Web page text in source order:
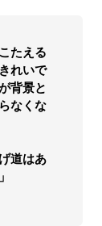
たえる
れいで
背景と
なくな
道はあ